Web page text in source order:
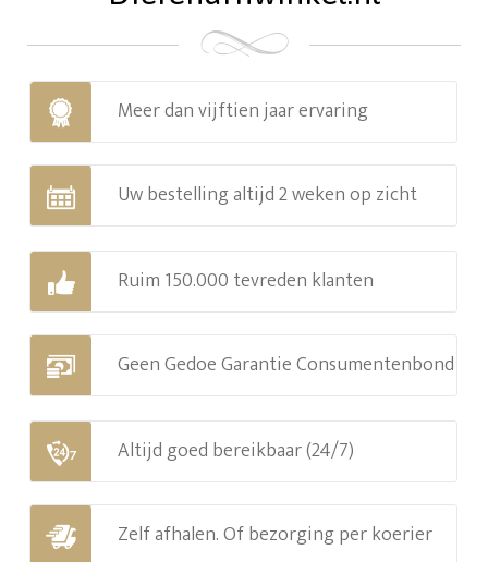
Meer dan vijftien jaar ervaring
Uw bestelling altijd 2 weken op zicht
Ruim 150.000 tevreden klanten
Geen Gedoe Garantie Consumentenbond
Altijd goed bereikbaar (24/7)
Zelf afhalen. Of bezorging per koerier